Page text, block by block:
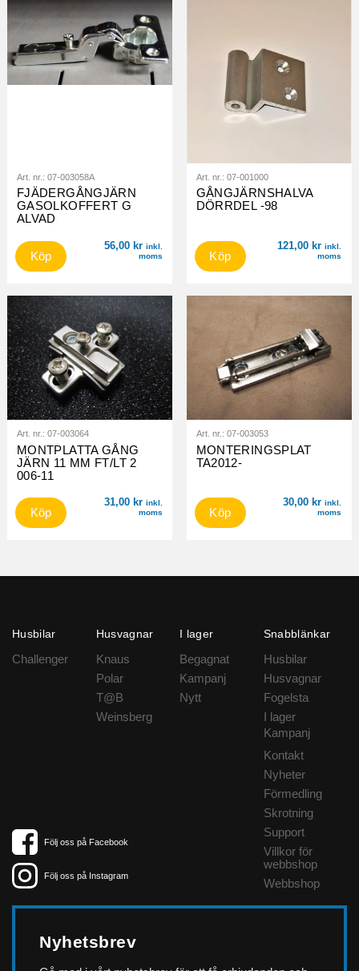
Art. nr.: 07-003058A
FJÄDERGÅNGJÄRN
GASOLKOFFERT G
ALVAD
56,00 kr inkl.
moms
Köp
Art. nr.: 07-001000
GÅNGJÄRNSHALVA
DÖRRDEL -98
121,00 kr inkl.
moms
Köp
Art. nr.: 07-003064
MONTPLATTA GÅNG
JÄRN 11 MM FT/LT 2
006-11
31,00 kr inkl.
moms
Köp
Art. nr.: 07-003053
MONTERINGSPLAT
TA2012-
30,00 kr inkl.
moms
Köp
Husbilar
Challenger
Husvagnar
Knaus
Polar
T@B
Weinsberg
I lager
Begagnat
Kampanj
Nytt
Snabblänkar
Husbilar
Husvagnar
Fogelsta
I lager
Kampanj
Kontakt
Nyheter
Förmedling
Skrotning
Support
Villkor för
webbshop
Webbshop
Följ oss på Facebook
Följ oss på Instagram
Nyhetsbrev